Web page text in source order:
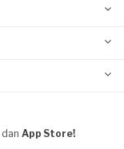
dan App Store!